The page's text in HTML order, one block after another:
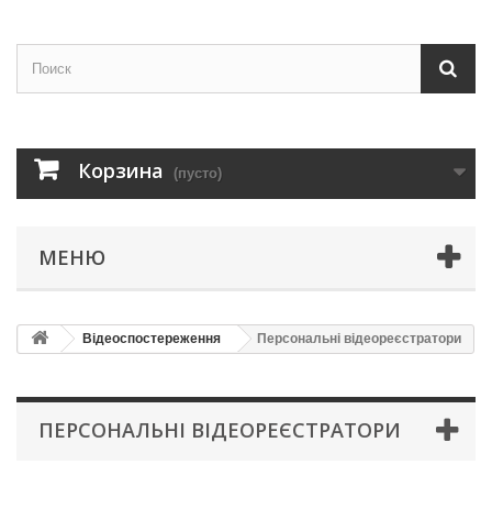
Корзина (пусто)
МЕНЮ
Відеоспостереження Персональні відеореєстратори
ПЕРСОНАЛЬНІ ВІДЕОРЕЄСТРАТОРИ